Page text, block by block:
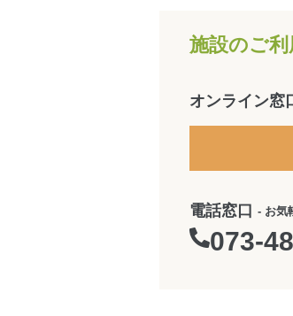
施設のご
オンライン窓
電話窓口- お気
073-